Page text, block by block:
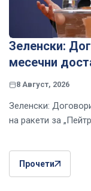
Зеленски:
месечни
8 Август, 2026
Зеленски:
на ракети за
Прочети